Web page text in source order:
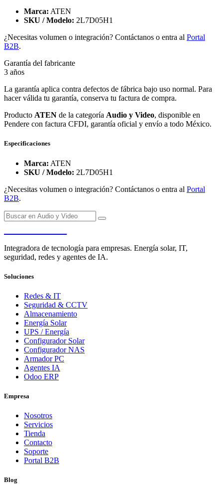
Marca: ATEN
SKU / Modelo: 2L7D05H1
¿Necesitas volumen o integración? Contáctanos o entra al Portal
B2B.
Garantía del fabricante
3 años
La garantía aplica contra defectos de fábrica bajo uso normal. Para
hacer válida tu garantía, conserva tu factura de compra.
Producto ATEN de la categoría Audio y Video, disponible en
Pendere con factura CFDI, garantía oficial y envío a todo México.
Especificaciones
Marca: ATEN
SKU / Modelo: 2L7D05H1
¿Necesitas volumen o integración? Contáctanos o entra al Portal
B2B.
Integradora de tecnología para empresas. Energía solar, IT,
seguridad, redes y agentes de IA.
Soluciones
Redes & IT
Seguridad & CCTV
Almacenamiento
Energía Solar
UPS / Energía
Configurador Solar
Configurador NAS
Armador PC
Agentes IA
Odoo ERP
Empresa
Nosotros
Servicios
Tienda
Contacto
Soporte
Portal B2B
Blog